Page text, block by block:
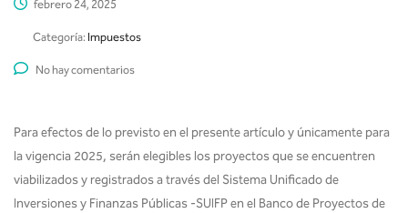
febrero 24, 2025
Categoría: Impuestos
No hay comentarios
Para efectos de lo previsto en el presente artículo y únicamente para
la vigencia 2025, serán elegibles los proyectos que se encuentren
viabilizados y registrados a través del Sistema Unificado de
Inversiones y Finanzas Públicas -SUIFP en el Banco de Proyectos de